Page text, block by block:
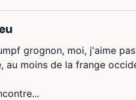
grognon, moi, j'aime
au moins de la frange